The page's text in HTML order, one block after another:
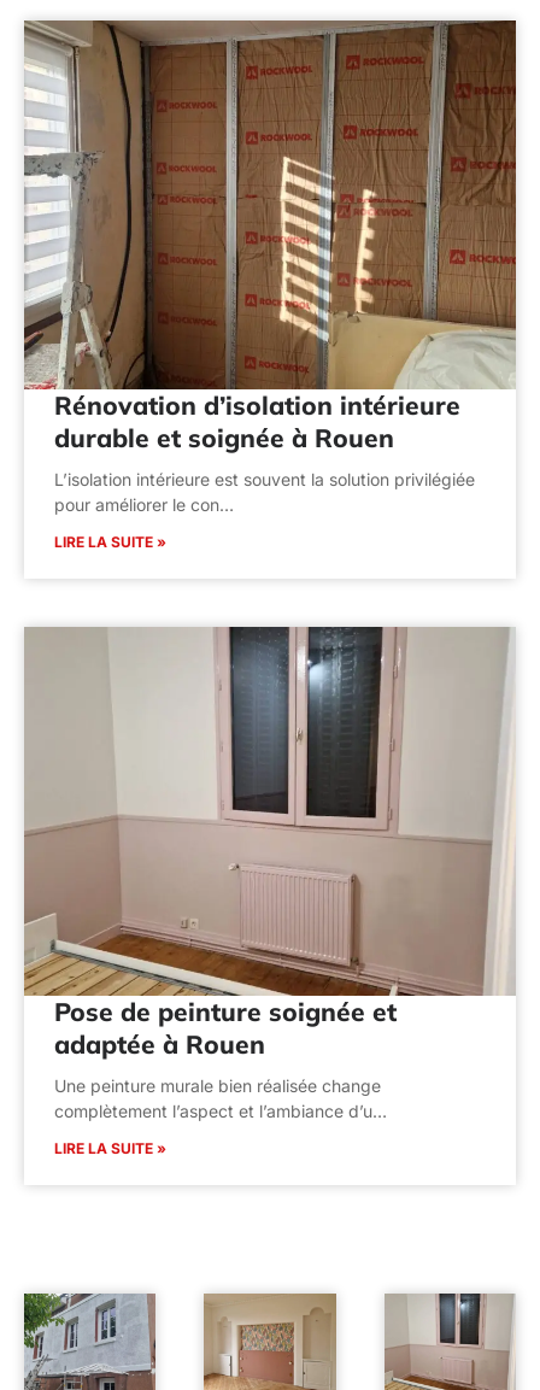
Rénovation d’isolation intérieure
durable et soignée à Rouen
L’isolation intérieure est souvent la solution privilégiée
pour améliorer le con…
LIRE LA SUITE »
Pose de peinture soignée et
adaptée à Rouen
Une peinture murale bien réalisée change
complètement l’aspect et l’ambiance d’u…
LIRE LA SUITE »